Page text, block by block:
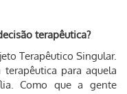
terapêutica?
Terapêutico Singular.
para aquela
Como que a gente